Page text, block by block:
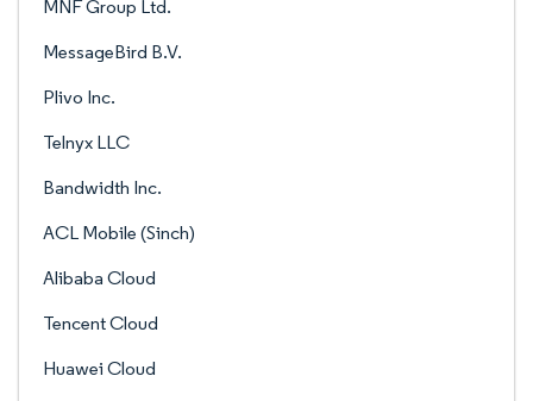
MNF Group Ltd.
MessageBird B.V.
Plivo Inc.
Telnyx LLC
Bandwidth Inc.
ACL Mobile (Sinch)
Alibaba Cloud
Tencent Cloud
Huawei Cloud